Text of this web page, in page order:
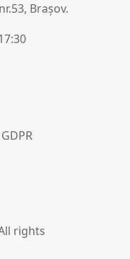
Brașov.
rights